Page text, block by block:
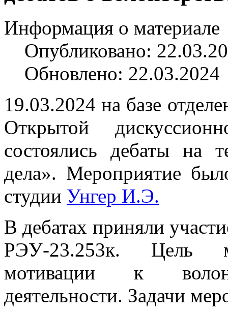
Информация о материале
Опубликовано:
Обновлено: 22.03.2024
19.03.2024 на базе
Открытой
состоялись дебаты на
дела». Мероприятие
студии Унгер И.Э.
В дебатах приняли
РЭУ-23.253к. Цель
мотивации к
деятельности. Задачи